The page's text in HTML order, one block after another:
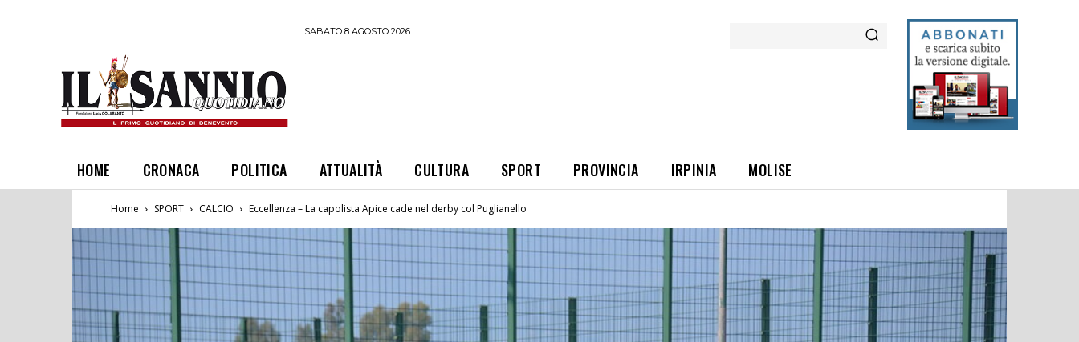
SABATO 8 AGOSTO 2026
HOME CRONACA POLITICA ATTUALITÀ CULTURA SPORT PROVINCIA IRPINIA MOLISE
Home SPORT CALCIO Eccellenza – La capolista Apice cade nel derby col Puglianello